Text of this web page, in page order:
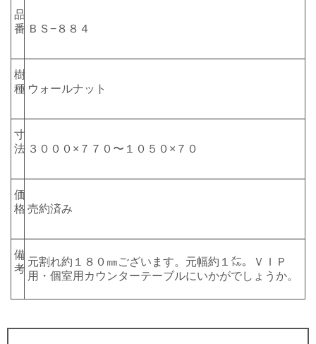
品
番 ＢＳ−８８４
樹
種 ウォールナット
寸
法 ３０００×７７０〜１０５０×７０
価
格 売約済み
備
考
元割れ約１８０㎜ございます。元幅約１㍍。ＶＩＰ
用・個室用カウンターテーブルにいかがでしょうか。